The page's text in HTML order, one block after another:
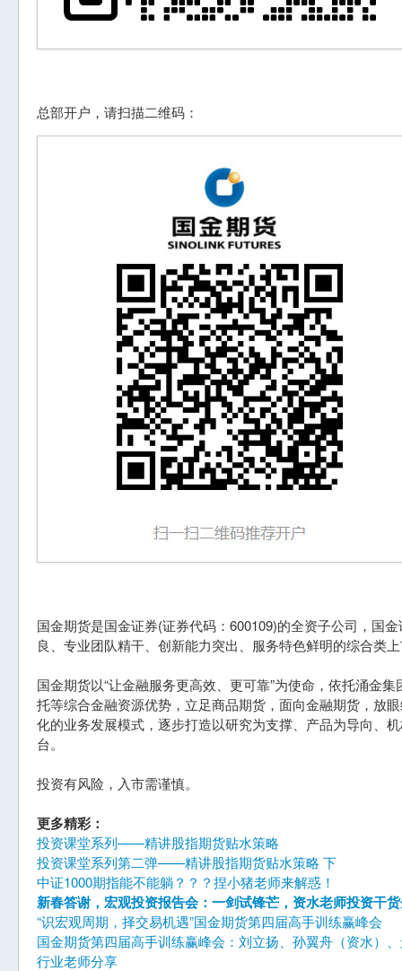
总部开户，请扫描二维码：
国金期货是国金证券(证券代码：600109)的全资子公司，国
良、专业团队精干、创新能力突出、服务特色鲜明的综合类
国金期货以“让金融服务更高效、更可靠”为使命，依托涌金
托等综合金融资源优势，立足商品期货，面向金融期货，放
化的业务发展模式，逐步打造以研究为支撑、产品为导向、
台。
投资有风险，入市需谨慎。
更多精彩：
投资课堂系列——精讲股指期货贴水策略
投资课堂系列第二弹——精讲股指期货贴水策略 下
中证1000期指能不能躺？？？捏小猪老师来解惑！
新春答谢，宏观投资报告会：一剑试锋芒，资水老师投资干
“识宏观周期，择交易机遇”国金期货第四届高手训练赢峰会
国金期货第四届高手训练赢峰会：刘立扬、孙翼舟（资水）
行业老师分享